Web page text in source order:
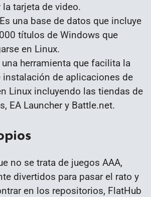
la tarjeta de video.
Es una base de datos que incluye
títulos de Windows que
en Linux.
una herramienta que facilita la
instalación de aplicaciones de
Linux incluyendo las tiendas de
EA Launcher y Battle.net.
no se trata de juegos AAA,
divertidos para pasar el rato y
en los repositorios, FlatHub